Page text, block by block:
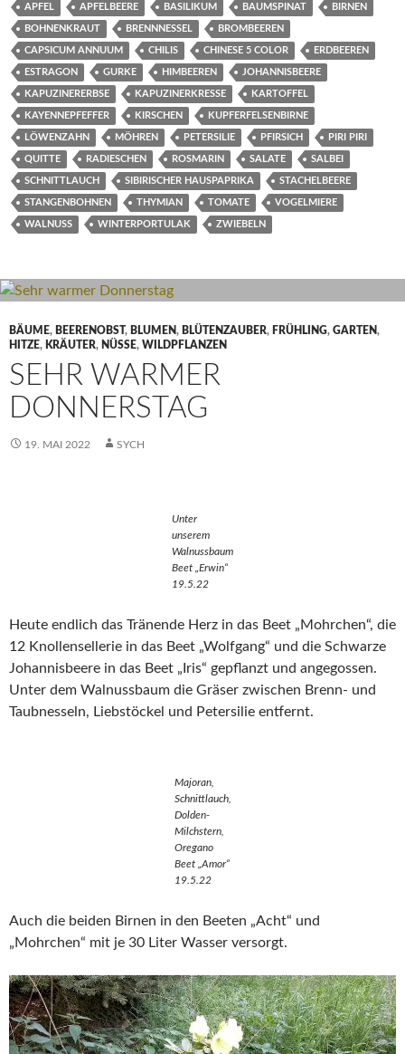
APFEL APFELBEERE BASILIKUM BAUMSPINAT BIRNEN
BOHNENKRAUT BRENNNESSEL BROMBEEREN
CAPSICUM ANNUUM CHILIS CHINESE 5 COLOR ERDBEEREN
ESTRAGON GURKE HIMBEEREN JOHANNISBEERE
KAPUZINERERBSE KAPUZINERKRESSE KARTOFFEL
KAYENNEPFEFFER KIRSCHEN KUPFERFELSENBIRNE
LÖWENZAHN MÖHREN PETERSILIE PFIRSICH PIRI PIRI
QUITTE RADIESCHEN ROSMARIN SALATE SALBEI
SCHNITTLAUCH SIBIRISCHER HAUSPAPRIKA STACHELBEERE
STANGENBOHNEN THYMIAN TOMATE VOGELMIERE
WALNUSS WINTERPORTULAK ZWIEBELN
BÄUME, BEERENOBST, BLUMEN, BLÜTENZAUBER, FRÜHLING, GARTEN,
HITZE, KRÄUTER, NÜSSE, WILDPFLANZEN
SEHR WARMER
DONNERSTAG
19. MAI 2022 SYCH
Unter
unserem
Walnussbaum
Beet „Erwin“
19.5.22
Heute endlich das Tränende Herz in das Beet „Mohrchen“, die
12 Knollensellerie in das Beet „Wolfgang“ und die Schwarze
Johannisbeere in das Beet „Iris“ gepflanzt und angegossen.
Unter dem Walnussbaum die Gräser zwischen Brenn- und
Taubnesseln, Liebstöckel und Petersilie entfernt.
Majoran,
Schnittlauch,
Dolden-
Milchstern,
Oregano
Beet „Amor“
19.5.22
Auch die beiden Birnen in den Beeten „Acht“ und
„Mohrchen“ mit je 30 Liter Wasser versorgt.